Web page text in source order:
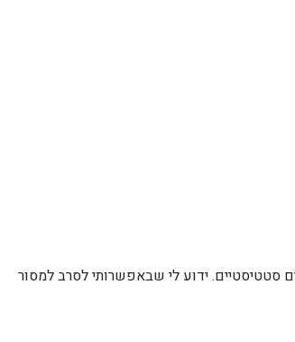
סטטיסטיים. ידוע לי שבאפשרותי לסרב למסור